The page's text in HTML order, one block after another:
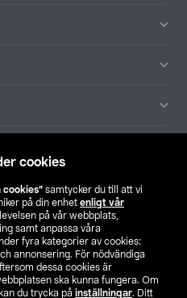
cookies
cookies” samtycker du till att vi
på din enhet enligt vår
på vår webbplats,
samt anpassa våra
fyra kategorier av cookies:
annonsering. För nödvändiga
dessa cookies är
ska kunna fungera. Om
du trycka på inställningar. Ditt
butik
FI